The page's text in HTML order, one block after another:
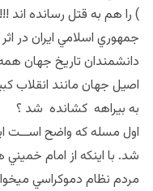
) را هم به قتل رسانده اند !!!
جمهوري اسلامي ايران در
دانشمندان تاريخ جهان همه
اصيل جهان مانند انقلاب
به بيراهه كشانده شد ؟
اول مسله كه واضح اســت
شد. با اينكه از امام
مردم نظام دموكراسي